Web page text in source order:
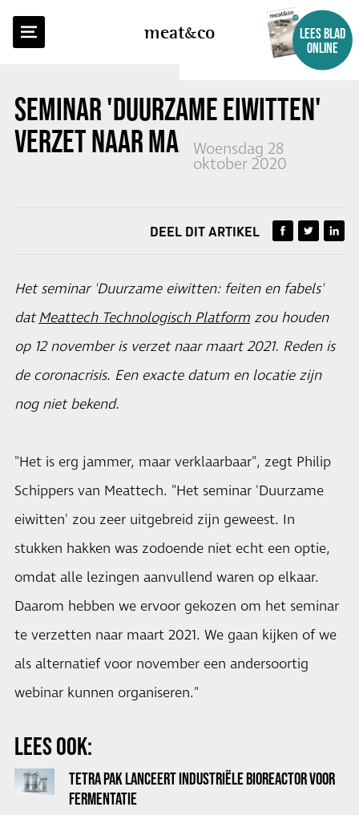
meatco
LEES BLAD
ONLINE
SEMINAR 'DUURZAME EIWITTEN'
VERZET NAAR MAART 2021
Woensdag 28
oktober 2020
TERUG NAAR OVERZICHT
DEEL DIT ARTIKEL
Het seminar 'Duurzame eiwitten: feiten en fabels'
datMeattech Technologisch Platform zou houden
op 12 november is verzet naar maart 2021. Reden is
de coronacrisis. Een exacte datum en locatie zijn
nog niet bekend.
"Het is erg jammer, maar verklaarbaar", zegt Philip
Schippers van Meattech. "Het seminar 'Duurzame
eiwitten' zou zeer uitgebreid zijn geweest. In
stukken hakken was zodoende niet echt een optie,
omdat alle lezingen aanvullend waren op elkaar.
Daarom hebben we ervoor gekozen om het seminar
te verzetten naar maart 2021. We gaan kijken of we
als alternatief voor november een andersoortig
webinar kunnen organiseren."
LEES OOK:
TETRA PAK LANCEERT INDUSTRIËLE BIOREACTOR VOOR
FERMENTATIE